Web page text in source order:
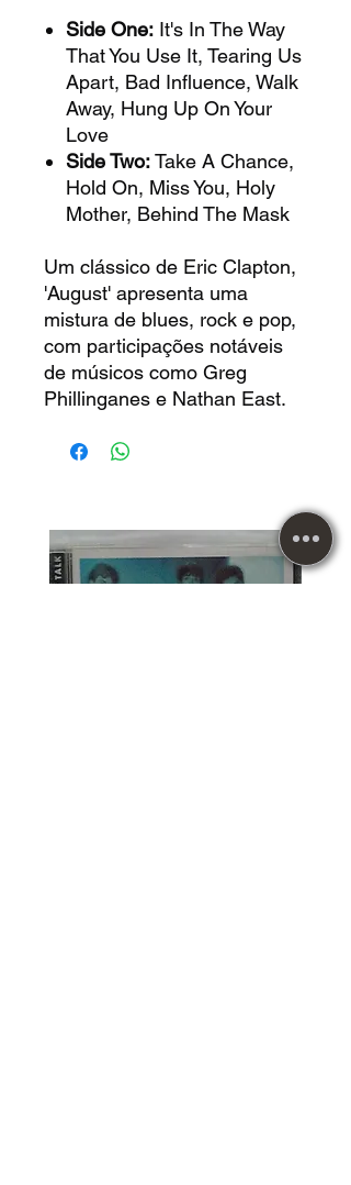
Side One: It's In The Way
That You Use It, Tearing Us
Apart, Bad Influence, Walk
Away, Hung Up On Your
Love
Side Two:Take A Chance,
Hold On, Miss You, Holy
Mother, Behind The Mask
Um clássico de Eric Clapton,
'August' apresenta uma
mistura de blues, rock e pop,
com participações notáveis
de músicos como Greg
Phillinganes e Nathan East.